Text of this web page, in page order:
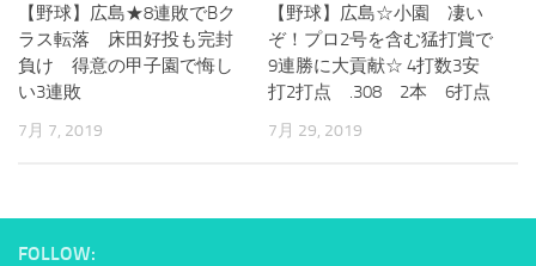
【野球】広島★8連敗でBク
ラス転落 床田好投も完封
負け 得意の甲子園で悔し
い3連敗
7月 7, 2019
【野球】広島☆小園 凄い
ぞ！プロ2号を含む猛打賞で
9連勝に大貢献☆ 4打数3安
打2打点 .308 2本 6打点
7月 29, 2019
FOLLOW: